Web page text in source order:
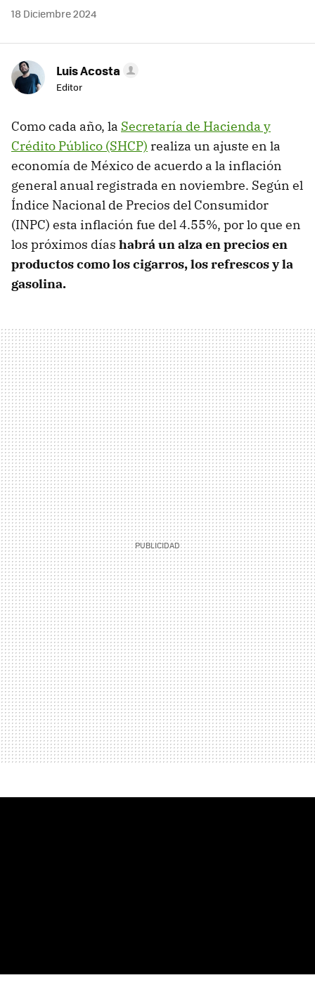
18 Diciembre 2024
Luis Acosta
Editor
Como cada año, la Secretaría de Hacienda y
Crédito Público (SHCP) realiza un ajuste en la
economía de México de acuerdo a la inflación
general anual registrada en noviembre. Según el
Índice Nacional de Precios del Consumidor
(INPC) esta inflación fue del 4.55%, por lo que en
los próximos días habrá un alza en precios en
productos como los cigarros, los refrescos y la
gasolina.